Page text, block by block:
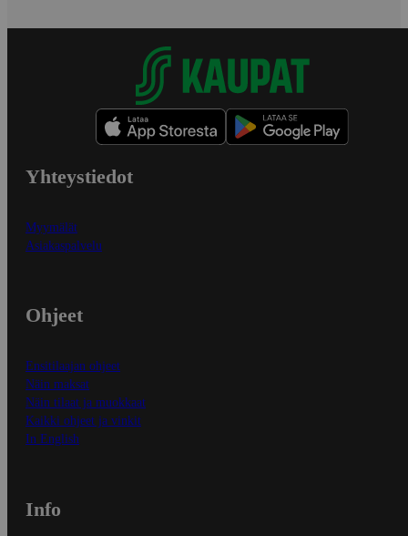
Yhteystiedot
Myymälät
Asiakaspalvelu
Ohjeet
Ensitilaajan ohjeet
Näin maksat
Näin tilaat ja muokkaat
Kaikki ohjeet ja vinkit
In English
Info